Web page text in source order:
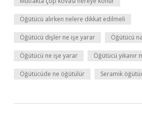
Öğütücü alırken nelere dikkat edilmeli
Öğütücü dişler ne işe yarar Öğütücü
Öğütücü ne işe yarar Öğütücü yıkanır
Öğütücüde ne öğütülür Seramik